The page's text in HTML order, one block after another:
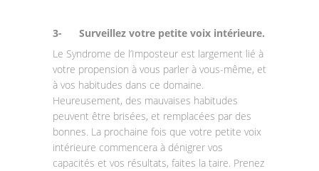
3-
Surveillez votre petite voix intérieure.
Le Syndrome de l’Imposteur est largement lié à
votre propension à vous parler à vous-même, et
à vos habitudes dans ce domaine.
Heureusement, des mauvaises habitudes
peuvent être brisées, et remplacées par des
bonnes. La prochaine fois que votre petite voix
intérieure commencera à dénigrer vos
capacités et vos résultats, faites la taire. Prenez